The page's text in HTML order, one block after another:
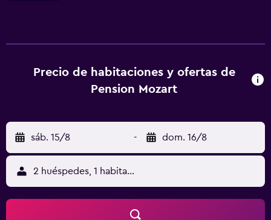
Precio de habitaciones y ofertas de
Pension Mozart
sáb. 15/8 - dom. 16/8
2 huéspedes, 1 habitación